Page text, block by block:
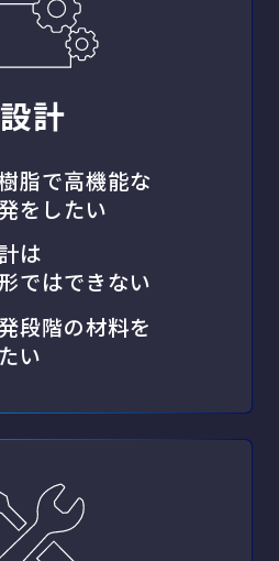
設計
脂で高機能な
をしたい
は
ではできない
段階の材料を
い